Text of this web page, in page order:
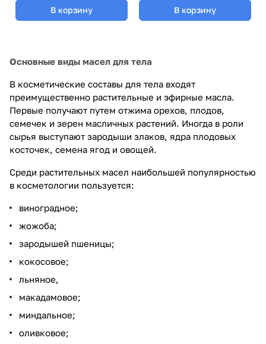
В корзину В корзину
Основные виды масел для тела
В косметические составы для тела входят
преимущественно растительные и эфирные масла.
Первые получают путем отжима орехов, плодов,
семечек и зерен масличных растений. Иногда в роли
сырья выступают зародыши злаков, ядра плодовых
косточек, семена ягод и овощей.
Среди растительных масел наибольшей популярностью
в косметологии пользуется:
виноградное;
жожоба;
зародышей пшеницы;
кокосовое;
льняное,
макадамовое;
миндальное;
оливковое;